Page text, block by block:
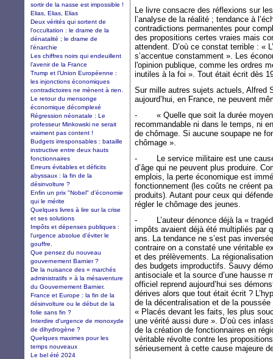
Le livre consacre des réflexions sur
l’analyse de la réalité ; tendance à
contradictions permanentes pour
des propositions certes vraies mais
attendent. D’où ce constat terrible : «
s’accentue constamment ». Les
l'opinion publique, comme les ordres
inutiles à la foi ». Tout était écrit dès
Sur mille autres sujets actuels, Alfred
aujourd’hui, en France, ne peuvent
- « Quelle que soit la durée
recommandable ni dans le temps, ni
de chômage. Si aucune soupape ne
chômage ».
- Le service militaire est une cause
d’âge qui ne peuvent plus produire.
emplois, la perte économique est
fonctionnement (les coûts ne créent
produits). Autant pour ceux qui
régler le chômage des jeunes.
- L’auteur dénonce déjà la «
impôts avaient déjà été multipliés par
ans. La tendance ne s’est pas
contraire on a constaté une véritable
et des prélèvements. La
des budgets improductifs. Sauvy
antisociale et la source d’une hausse
officiel reprend aujourd’hui ses
dérives alors que tout était écrit ?
de la décentralisation et de la
« Placés devant les faits, les plus
une vérité aussi dure ». D’où ces
de la création de fonctionnaires en
véritable révolte contre les
sérieusement à cette cause majeure
sortir de la nasse est impossible !
Elias, Elias, Elias
Deux vérités qui sortent de
l'occultation : le drame de la
dénatalité ; le drame de
l'énarchie
Les chiffres noirs qui endeuillent
l’avenir de la France
Trump et l’Union Européenne :
les injonctions économiques
contradictoires ne mènent à rien.
Le retour du mensonge
économique décomplexé
Régression néonatale : Le
professeur Minkowski ne serait
vraiment pas content !
Budgets irresponsables : bataille
instructive entre deux hauts
fonctionnaires
Erreurs évitables et déficits
abyssaux : la fin de la
désinvolture ?
Enfin un prix "Nobel" d'économie
qui le mérite
Quelques livres à lire sur la crise
et ses solutions
Impôts et dépenses publiques :
l'urgence absolue d'éviter le
gouffre.
Que pensez du nouveau
gouvernement Barnier ?
De la nuisance des « marchés
administratifs » à la mésaventure
du Gouvernement Barnier.
France et Europe : la fin de la
désinvolture ou le début de la
folie sans fin ?
Interdire d'urgence de monoxyde
de dihydrogène ?
Quelques maximes pour les
temps nouveaux
Le bel été 2024